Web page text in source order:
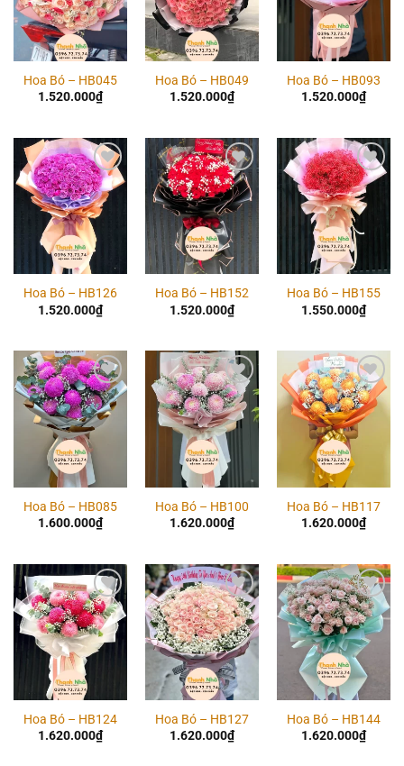
Hoa Bó – HB045
1.520.000₫
Hoa Bó – HB049
1.520.000₫
Hoa Bó – HB093
1.520.000₫
Add to
wishlist
Hoa Bó – HB126
1.520.000₫
Add to
wishlist
Hoa Bó – HB152
1.520.000₫
Add to
wishlist
Hoa Bó – HB155
1.550.000₫
Add to
wishlist
Hoa Bó – HB085
1.600.000₫
Add to
wishlist
Hoa Bó – HB100
1.620.000₫
Add to
wishlist
Hoa Bó – HB117
1.620.000₫
Add to
wishlist
Hoa Bó – HB124
1.620.000₫
Add to
wishlist
Hoa Bó – HB127
1.620.000₫
Add to
wishlist
Hoa Bó – HB144
1.620.000₫